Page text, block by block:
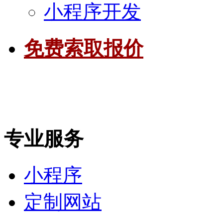
小程序开发
免费索取报价
专业服务
小程序
定制网站